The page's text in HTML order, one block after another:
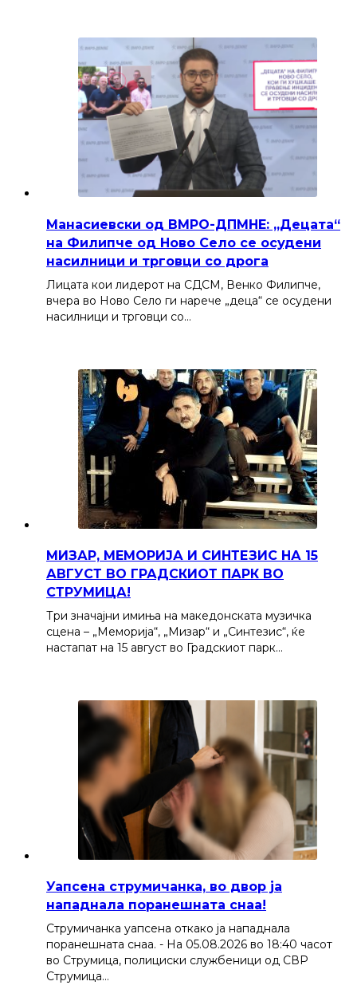
Манасиевски од ВМРО-ДПМНЕ: „Децата“
на Филипче од Ново Село се осудени
насилници и трговци со дрога
Лицата кои лидерот на СДСМ, Венко Филипче,
вчера во Ново Село ги нарече „деца“ се осудени
насилници и трговци со…
МИЗАР, МЕМОРИЈА И СИНТЕЗИС НА 15
АВГУСТ ВО ГРАДСКИОТ ПАРК ВО
СТРУМИЦА!
Три значајни имиња на македонската музичка
сцена – „Меморија“, „Мизар“ и „Синтезис“, ќе
настапат на 15 август во Градскиот парк…
Уапсена струмичанка, во двор ја
нападнала поранешната снаа!
Струмичанка уапсена откако ја нападнала
поранешната снаа. - На 05.08.2026 во 18:40 часот
во Струмица, полициски службеници од СВР
Струмица…